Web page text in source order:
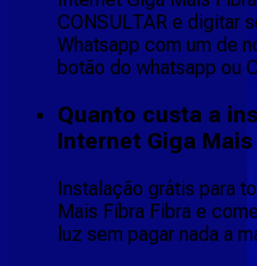
CONSULTAR e digitar
Whatsapp com um de
botão do whatsapp ou
Quanto custa a
Internet Giga Mais
Instalação grátis para
Mais Fibra Fibra e
luz sem pagar nada a